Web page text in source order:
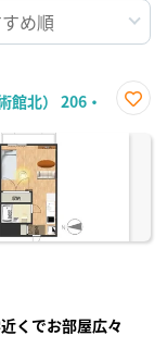
館北） 206・
に入
近くでお部屋広々